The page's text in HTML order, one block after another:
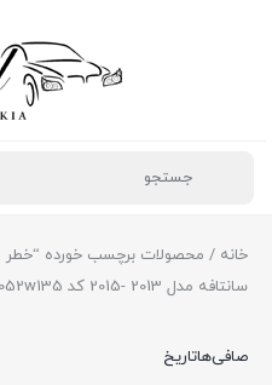
خانه
سانتافه مدل 2013 -2015 کد 924052w135”
صافی‌هاتاریخ